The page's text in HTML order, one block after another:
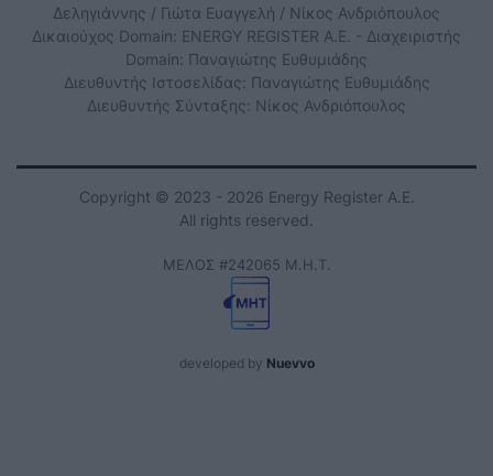
Δεληγιάννης / Γιώτα Ευαγγελή / Νίκος Ανδριόπουλος
Δικαιούχος Domain: ENERGY REGISTER Α.Ε. - Διαχειριστής
Domain: Παναγιώτης Ευθυμιάδης
Διευθυντής Ιστοσελίδας: Παναγιώτης Ευθυμιάδης
Διευθυντής Σύνταξης: Νίκος Ανδριόπουλος
Copyright © 2023 - 2026 Energy Register Α.Ε.
All rights reserved.
ΜΕΛΟΣ #242065 Μ.Η.Τ.
developed by Nuevvo